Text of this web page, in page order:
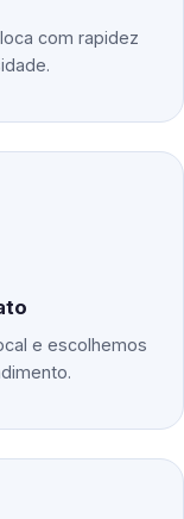
com rapidez
e escolhemos